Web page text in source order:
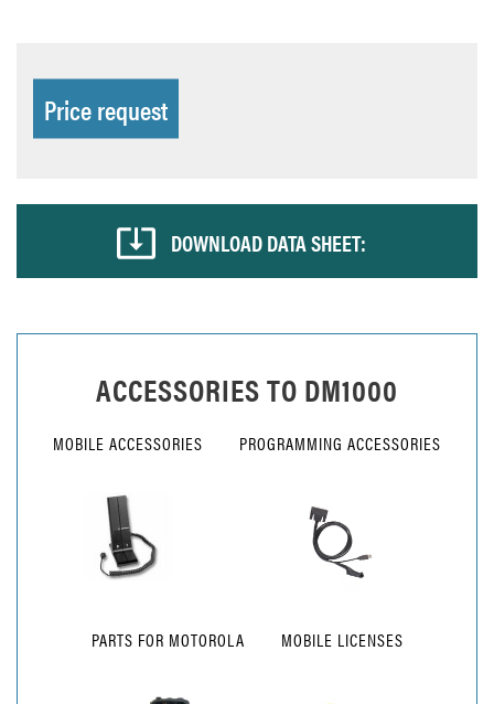
Price request
DOWNLOAD DATA SHEET:
ACCESSORIES TO DM1000
MOBILE ACCESSORIES PROGRAMMING ACCESSORIES
PARTS FOR MOTOROLA MOBILE LICENSES